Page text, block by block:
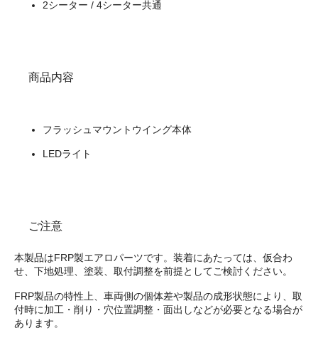
2シーター / 4シーター共通
商品内容
フラッシュマウントウイング本体
LEDライト
ご注意
本製品はFRP製エアロパーツです。装着にあたっては、仮合わ
せ、下地処理、塗装、取付調整を前提としてご検討ください。
FRP製品の特性上、車両側の個体差や製品の成形状態により、取
付時に加工・削り・穴位置調整・面出しなどが必要となる場合が
あります。